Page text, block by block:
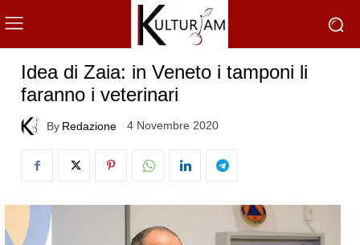
Idea di Zaia: in Veneto i tamponi li
faranno i veterinari
By Redazione 4 Novembre 2020